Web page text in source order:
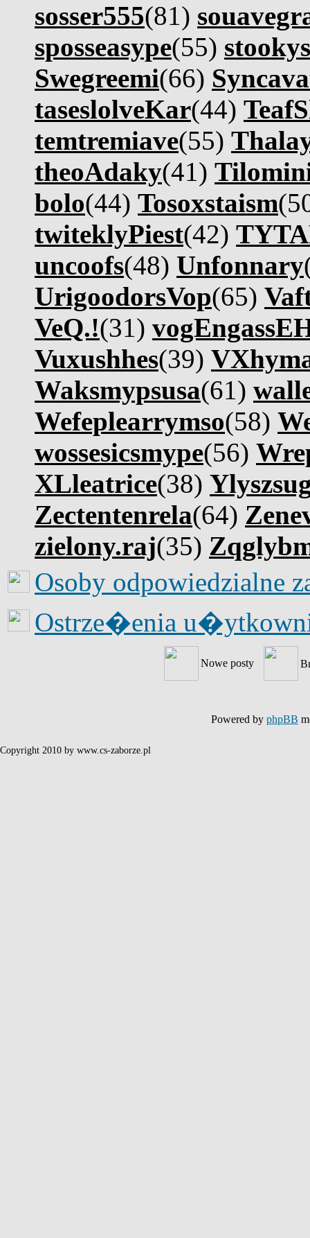
sosser555(81)
sposseasype(55)
Swegreemi(66)
taseslolveKar(44)
temtremiave(55)
theoAdaky(41)
bolo(44) Tosoxstaism
twiteklyPiest(42)
uncoofs(48) Unfonnary
UrigoodorsVop(65)
VeQ.!(31)
Vuxushhes(39)
Waksmypsusa(61)
Wefeplearrymso(58)
wossesicsmype(56)
XLleatrice(38)
Zectentenrela(64)
zielony.raj(35)
Osoby odpowiedzialne
Ostrze�enia
Nowe posty
Powered by phpBB
Copyright 2010 by www.cs-zaborze.pl